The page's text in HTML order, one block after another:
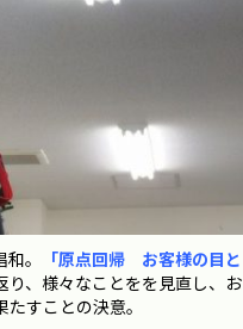
。
「原点回帰 お客様の目と
り、様々なことをを見直し、お
すことの決意。